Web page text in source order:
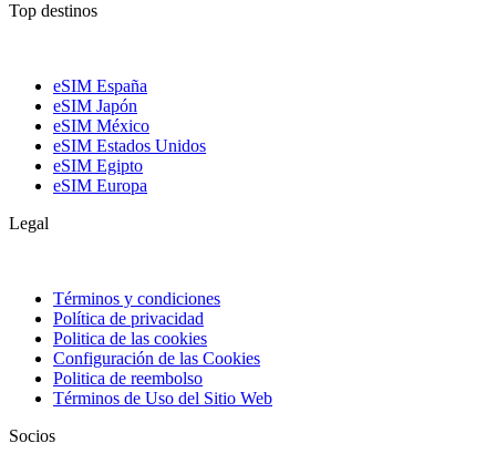
Top destinos
eSIM España
eSIM Japón
eSIM México
eSIM Estados Unidos
eSIM Egipto
eSIM Europa
Legal
Términos y condiciones
Política de privacidad
Politica de las cookies
Configuración de las Cookies
Politica de reembolso
Términos de Uso del Sitio Web
Socios